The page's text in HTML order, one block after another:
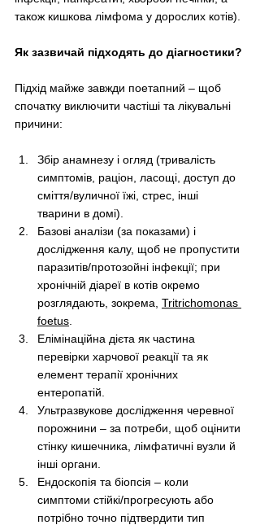
також кишкова лімфома у дорослих котів).
Як зазвичай підходять до діагностики?
Підхід майже завжди поетапний – щоб
спочатку виключити частіші та лікувальні
причини:
Збір анамнезу і огляд (тривалість
симптомів, раціон, ласощі, доступ до
сміття/вуличної їжі, стрес, інші
тварини в домі).
Базові аналізи (за показами) і
дослідження калу, щоб не пропустити
паразитів/протозойні інфекції; при
хронічній діареї в котів окремо
розглядають, зокрема, Tritrichomonas
foetus
Елімінаційна дієта як частина
перевірки харчової реакції та як
елемент терапії хронічних
ентеропатій.
Ультразвукове дослідження черевної
порожнини – за потреби, щоб оцінити
стінку кишечника, лімфатичні вузли й
інші органи.
Ендоскопія та біопсія – коли
симптоми стійкі/прогресують або
потрібно точно підтвердити тип